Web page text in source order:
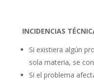
INCIDENCIAS
Si existiera algún
sola materia, se
Si el problema